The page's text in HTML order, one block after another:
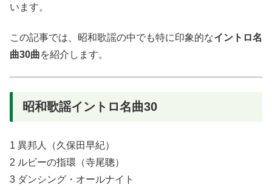
います。
この記事では、昭和歌謡の中でも特に印象的なイントロ名
曲30曲を紹介します。
昭和歌謡イントロ名曲30
1 異邦人（久保田早紀）
2 ルビーの指環（寺尾聰）
3 ダンシング・オールナイト